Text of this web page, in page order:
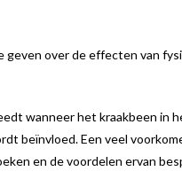
geven over de effecten van
wanneer het kraakbeen
beïnvloed. Een veel
en de voordelen ervan